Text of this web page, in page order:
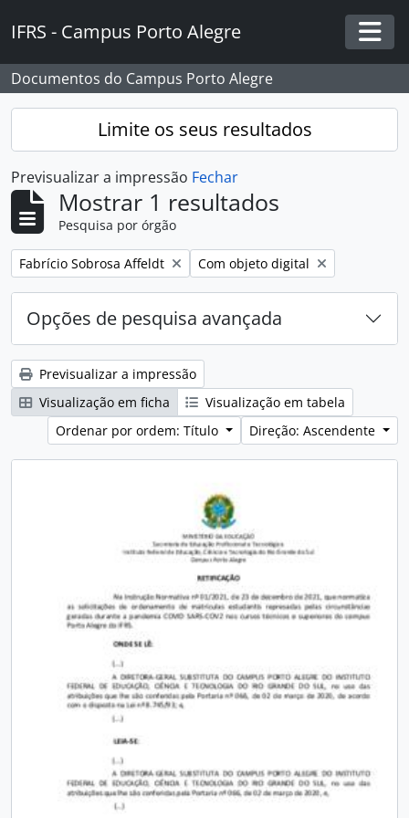
IFRS - Campus Porto Alegre
Documentos do Campus Porto Alegre
Limite os seus resultados
Previsualizar a impressão Fechar
Mostrar 1 resultados
Pesquisa por órgão
Remover filtro:
Fabrício Sobrosa Affeldt Remover filtro:
Com objeto digital
Opções de pesquisa avançada
Previsualizar a impressão
Visualização em ficha
Visualização em tabela
Ordenar por ordem: Título
Direção: Ascendente